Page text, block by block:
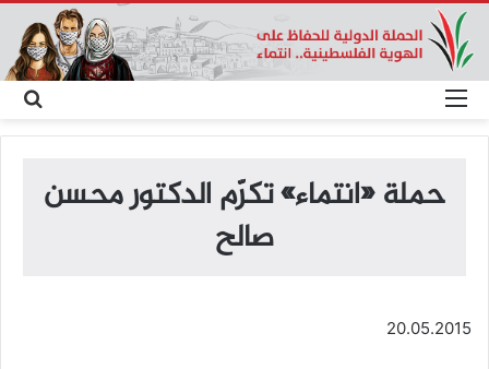
عن
القائمة
حملة «انتماء» تكرّم الدكتور محسن
صالح
20.05.2015